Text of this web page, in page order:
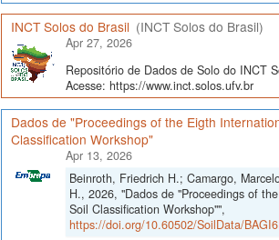
INCT Solos do Brasil (INCT Solos do Brasil)
Apr 27, 2026
Repositório de Dados de Solo do INCT
Acesse: https://www.inct.solos.ufv.br
Dados de "Proceedings of the Eigth
Classification Workshop"
Apr 13, 2026
Beinroth, Friedrich H.; Camargo,
H., 2026, "Dados de "Proceedings of
Soil Classification Workshop"",
https://doi.org/10.60502/SoilData/